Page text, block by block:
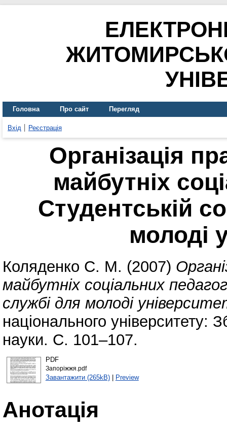
Головна Про сайт Перегляд
Вхід Реєстрація
Організація
майбутніх
Студентській
молоді
Коляденко С. М. (2007)
майбутніх соціальних
службі для молоді
національного університету:
науки. С. 101–107.
PDF
Запоріжжя.pdf
Завантажити (265kB)| Preview
Анотація